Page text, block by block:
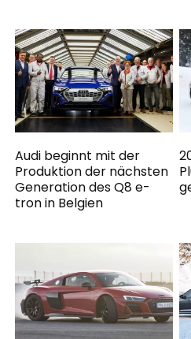
Audi beginnt mit der
Produktion der nächsten
Generation des Q8 e-
tron in Belgien